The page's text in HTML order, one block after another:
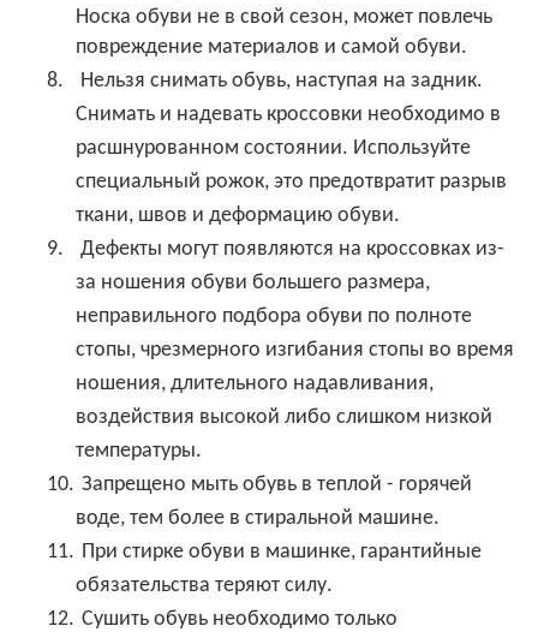
Носка обуви не в свой сезон, может повлечь
повреждение материалов и самой обуви.
8.
Нельзя снимать обувь, наступая на задник.
Снимать и надевать кроссовки необходимо в
расшнурованном состоянии. Используйте
специальный рожок, это предотвратит разрыв
ткани, швов и деформацию обуви.
9.
Дефекты могут появляются на кроссовках из-
за ношения обуви большего размера,
неправильного подбора обуви по полноте
стопы, чрезмерного изгибания стопы во время
ношения, длительного надавливания,
воздействия высокой либо слишком низкой
температуры.
10. Запрещено мыть обувь в теплой - горячей
воде, тем более в стиральной машине.
11. При стирке обуви в машинке, гарантийные
обязательства теряют силу.
12. Сушить обувь необходимо только